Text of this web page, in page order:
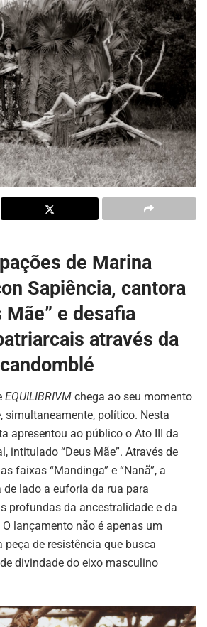
de Marina
Sapiência, cantora
Mãe” e desafia
através da
EQUILIBRIVM chega ao seu momento
simultaneamente, político. Nesta
apresentou ao público o Ato III da
intitulado “Deus Mãe”. Através de
faixas “Mandinga” e “Nanã”, a
lado a euforia da rua para
profundas da ancestralidade e da
lançamento não é apenas um
peça de resistência que busca
divindade do eixo masculino